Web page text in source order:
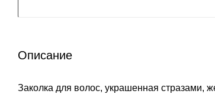
Описание
Заколка для волос, украшенная стразами,